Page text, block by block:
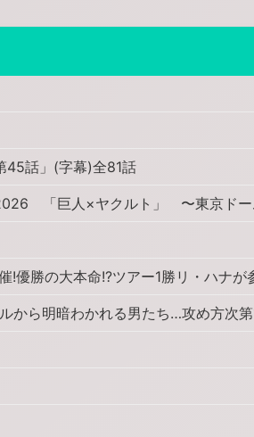
話」(字幕)全81話
「巨人×ヤクルト」 〜東京ドー
!優勝の大本命!?ツアー1勝リ・ハナが
から明暗わかれる男たち…攻め方次